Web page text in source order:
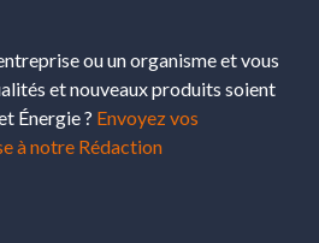
ou un organisme et vous
et nouveaux produits soient
Énergie ? Envoyez vos
à notre Rédaction